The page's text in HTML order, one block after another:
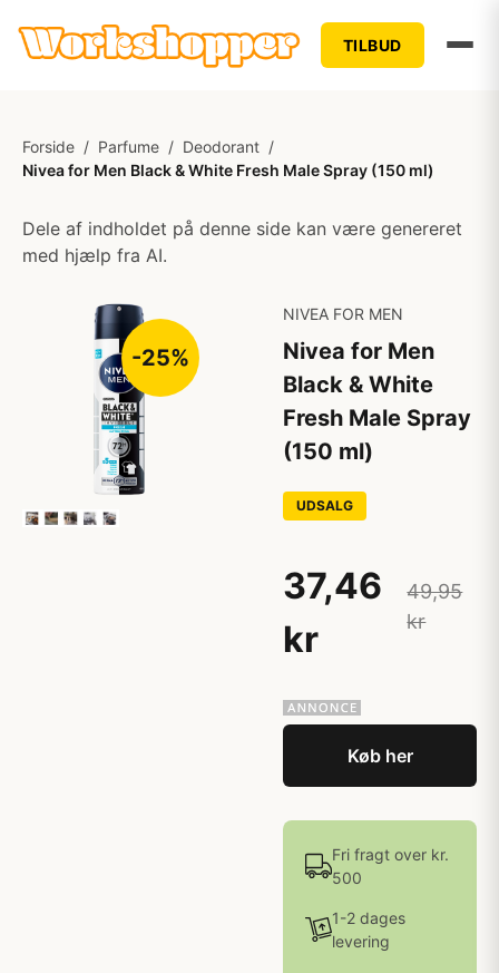
TILBUD
Forside / Parfume / Deodorant /
Nivea for Men Black & White Fresh Male Spray (150 ml)
Dele af indholdet på denne side kan være genereret
med hjælp fra AI.
-25%
NIVEA FOR MEN
Nivea for Men
Black & White
Fresh Male Spray
(150 ml)
UDSALG
37,46
kr
49,95
kr
Køb her
Fri fragt over kr.
500
1-2 dages
levering